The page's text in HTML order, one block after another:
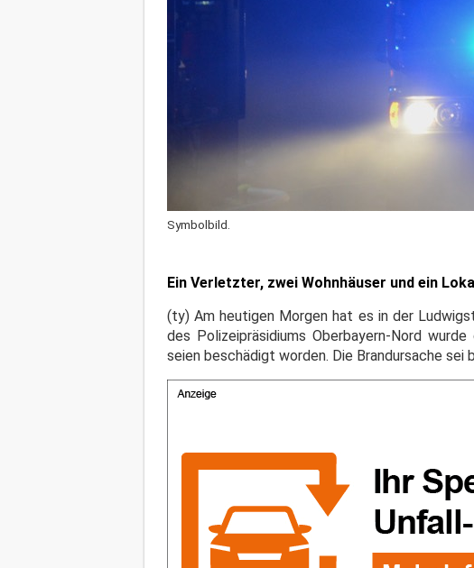
Symbolbild.
Ein Verletzter, zwei Wohnhäuser und ein
(ty) Am heutigen Morgen hat es in der
des Polizeipräsidiums Oberbayern-Nord
seien beschädigt worden. Die Brandursache sei